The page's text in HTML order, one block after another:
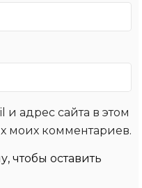
адрес сайта в этом
моих комментариев.
чтобы оставить